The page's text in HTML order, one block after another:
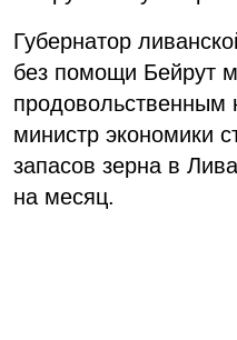
Губернатор
без помощи Бейрут
продовольственным
министр экономики
запасов зерна в
на месяц.